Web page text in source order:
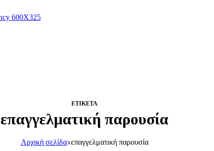
ΕΤΙΚΈΤΑ
επαγγελματική παρουσία
Αρχική σελίδα επαγγελματική παρουσία